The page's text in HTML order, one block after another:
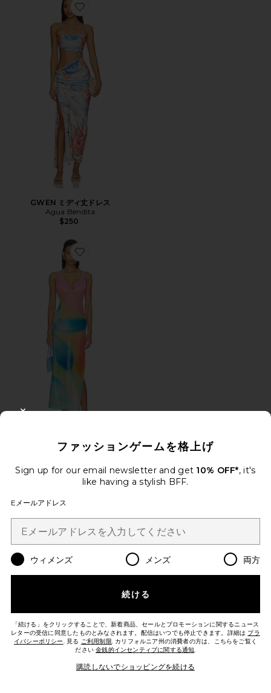
Favorite GWEN ミディ丈ドレス
GWEN ミディ丈ドレス
Agua Bendita
$250
Favorite AFTERGLOW プランジメッシュマキシドレス
AFTERGLOW プランジメッシュマキ
Kulani Kinis
$98
先ほど7点売れました
ファッションゲームを格上げ
Sign up for our email newsletter and get 10% OFF*, it's
like having a stylish BFF.
Eメールアドレス
ウィメンズ メンズ 両方
続ける
「続ける」をクリックすることで、新着商品、セールとプロモーションに関するニュース
レターの受信に同意したものとみなされます。配信はいつでも停止できます。詳細は プラ
イバシーポリシー. 見る ご利用制限. カリフォルニア州の消費者の方は、こちらをご覧く
ださい金銭的インセンティブに関する通知.
購読しないでショッピングを続ける